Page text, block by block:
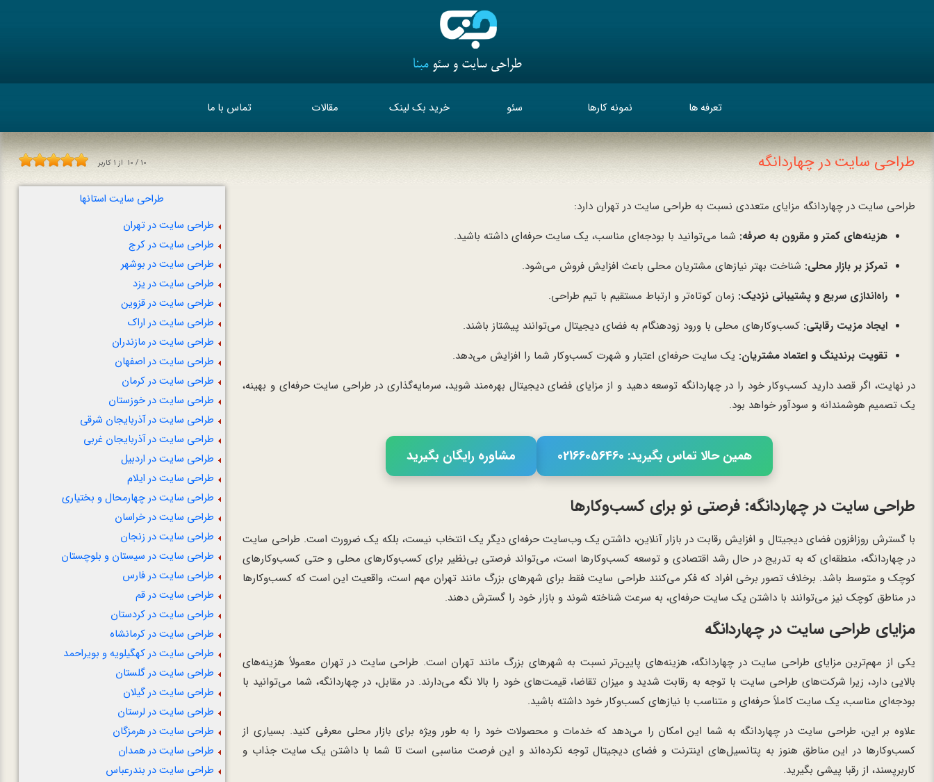
تعرفه ها نمونه کارها سئو خرید بک لینک مقالات تماس با ما
طراحی سایت در چهاردانگه 10 / 10 از 1 کاربر
طراحی سایت در چهاردانگه مزایای متعددی نسبت به طراحی سایت در تهران دارد:
هزینه‌های کمتر و مقرون به صرفه: شما می‌توانید با بودجه‌ای مناسب، یک سایت حرفه‌ای داشته باشید.
تمرکز بر بازار محلی: شناخت بهتر نیازهای مشتریان محلی باعث افزایش فروش می‌شود.
راه‌اندازی سریع و پشتیبانی نزدیک: زمان کوتاه‌تر و ارتباط مستقیم با تیم طراحی.
ایجاد مزیت رقابتی: کسب‌وکارهای محلی با ورود زودهنگام به فضای دیجیتال می‌توانند پیشتاز باشند.
تقویت برندینگ و اعتماد مشتریان: یک سایت حرفه‌ای اعتبار و شهرت کسب‌وکار شما را افزایش می‌دهد.
در نهایت، اگر قصد دارید کسب‌وکار خود را در چهاردانگه توسعه دهید و از مزایای فضای دیجیتال بهره‌مند شوید، سرمایه‌گذاری در طراحی سایت حرفه‌ای و بهینه،
یک تصمیم هوشمندانه و سودآور خواهد بود.
همین حالا تماس بگیرید: 02166056460 مشاوره رایگان بگیرید
طراحی سایت در چهاردانگه: فرصتی نو برای کسب‌وکارها
با گسترش روزافزون فضای دیجیتال و افزایش رقابت در بازار آنلاین، داشتن یک وب‌سایت حرفه‌ای دیگر یک انتخاب نیست، بلکه یک ضرورت است. طراحی سایت
در چهاردانگه، منطقه‌ای که به تدریج در حال رشد اقتصادی و توسعه کسب‌وکارها است، می‌تواند فرصتی بی‌نظیر برای کسب‌وکارهای محلی و حتی کسب‌وکارهای
کوچک و متوسط باشد. برخلاف تصور برخی افراد که فکر می‌کنند طراحی سایت فقط برای شهرهای بزرگ مانند تهران مهم است، واقعیت این است که کسب‌وکارها
در مناطق کوچک نیز می‌توانند با داشتن یک سایت حرفه‌ای، به سرعت شناخته شوند و بازار خود را گسترش دهند.
مزایای طراحی سایت در چهاردانگه
یکی از مهم‌ترین مزایای طراحی سایت در چهاردانگه، هزینه‌های پایین‌تر نسبت به شهرهای بزرگ مانند تهران است. طراحی سایت در تهران معمولاً هزینه‌های
بالایی دارد، زیرا شرکت‌های طراحی سایت با توجه به رقابت شدید و میزان تقاضا، قیمت‌های خود را بالا نگه می‌دارند. در مقابل، در چهاردانگه، شما می‌توانید با
بودجه‌ای مناسب، یک سایت کاملاً حرفه‌ای و متناسب با نیازهای کسب‌وکار خود داشته باشید.
علاوه بر این، طراحی سایت در چهاردانگه به شما این امکان را می‌دهد که خدمات و محصولات خود را به طور ویژه برای بازار محلی معرفی کنید. بسیاری از
کسب‌وکارها در این مناطق هنوز به پتانسیل‌های اینترنت و فضای دیجیتال توجه نکرده‌اند و این فرصت مناسبی است تا شما با داشتن یک سایت جذاب و
کاربرپسند، از رقبا پیشی بگیرید.
طراحی سایت استانها
طراحی سایت در تهران
طراحی سایت در کرج
طراحی سایت در بوشهر
طراحی سایت در یزد
طراحی سایت در قزوین
طراحی سایت در اراک
طراحی سایت در مازندران
طراحی سایت در اصفهان
طراحی سایت در کرمان
طراحی سایت در خوزستان
طراحی سایت در آذربایجان شرقی
طراحی سایت در آذربایجان غربی
طراحی سایت در اردبیل
طراحی سایت در ایلام
طراحی سایت در چهارمحال و بختیاری
طراحی سایت در خراسان
طراحی سایت در زنجان
طراحی سایت در سیستان و بلوچستان
طراحی سایت در فارس
طراحی سایت در قم
طراحی سایت در کردستان
طراحی سایت در کرمانشاه
طراحی سایت در کهگیلویه و بویراحمد
طراحی سایت در گلستان
طراحی سایت در گیلان
طراحی سایت در لرستان
طراحی سایت در هرمزگان
طراحی سایت در همدان
طراحی سایت در بندرعباس